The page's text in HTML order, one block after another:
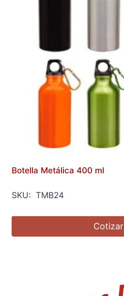
Botella Metálica 400 ml
SKU: TMB24
Cotizar